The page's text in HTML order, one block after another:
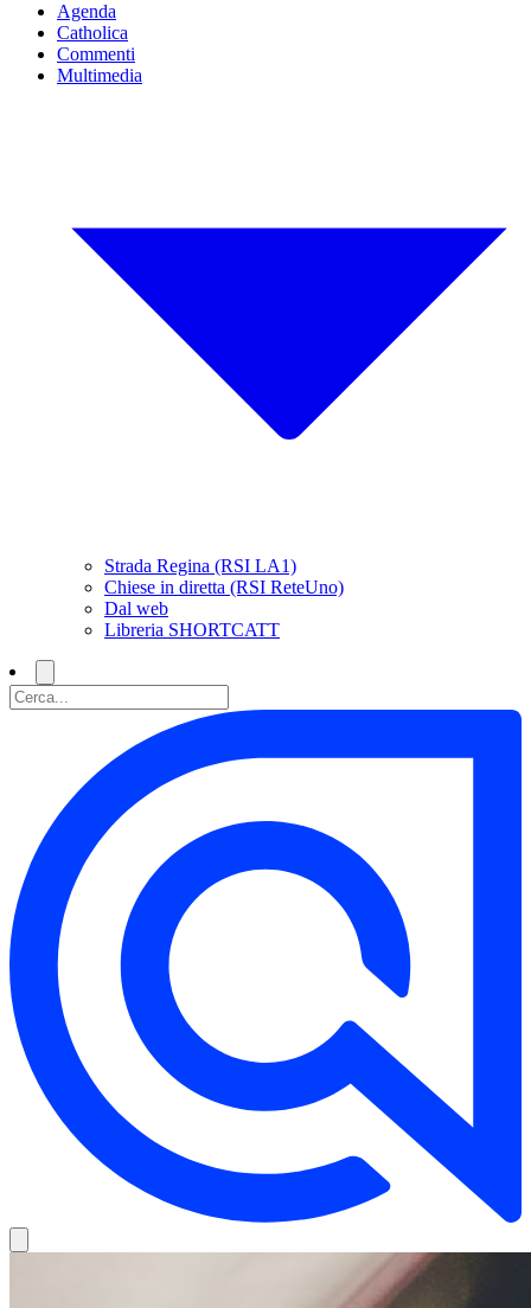
Agenda
Catholica
Commenti
Multimedia
Strada Regina (RSI LA1)
Chiese in diretta (RSI ReteUno)
Dal web
Libreria SHORTCATT